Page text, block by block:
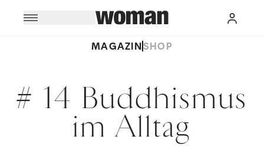
MAGAZINSHOP
# 14 Buddhismus
im Alltag